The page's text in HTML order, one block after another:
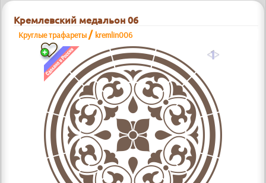
Кремлевский медальон 06
Круглые трафареты / kremlin006
a